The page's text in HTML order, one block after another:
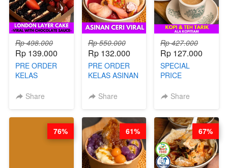
Rp 498.000
Rp 139.000
PRE ORDER
KELAS
LAYER CAKE -
SAUCE- BY
(TAYANG 18
Share
Rp 550.000
Rp 132.000
PRE ORDER
KELAS ASINAN
BY CHEF DITA
Share
Rp 427.000
Rp 127.000
SPECIAL
PRICE
KELAS KOPI &
BARISTA
ARISUDANA
(TANGGAL 10
AGS HARGA
NAIK! )
Share
76% 61% 67%